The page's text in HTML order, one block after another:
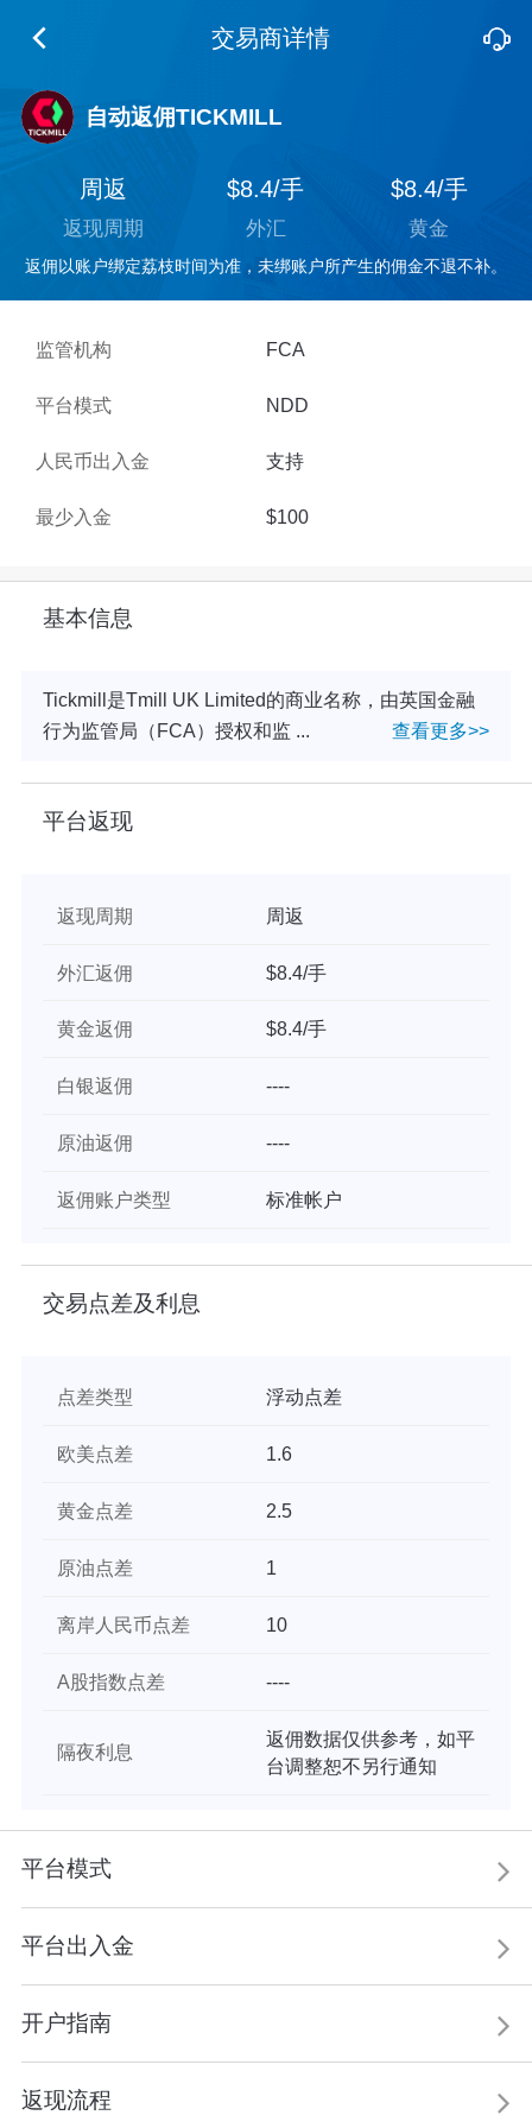
交易商详情
自动返佣TICKMILL
周返
返现周期
$8.4/手
外汇
$8.4/手
黄金
返佣以账户绑定荔枝时间为准，未绑账户所产生的佣金不退不补。
监管机构 FCA
平台模式 NDD
人民币出入金 支持
最少入金 $100
基本信息
Tickmill是Tmill UK Limited的商业名称，由英国金融
行为监管局（FCA）授权和监 ...
查看更多>>
平台返现
返现周期 周返
外汇返佣 $8.4/手
黄金返佣 $8.4/手
白银返佣 ----
原油返佣 ----
返佣账户类型 标准帐户
交易点差及利息
点差类型 浮动点差
欧美点差 1.6
黄金点差 2.5
原油点差 1
离岸人民币点差 10
A股指数点差 ----
隔夜利息
返佣数据仅供参考，如平
台调整恕不另行通知
平台模式
平台出入金
开户指南
返现流程